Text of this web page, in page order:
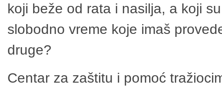
koji beže od rata i nasilja, a koji
slobodno vreme koje imaš
druge?
Centar za zaštitu i pomoć